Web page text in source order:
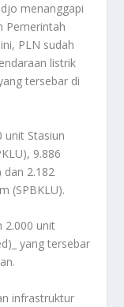
menanggapi
Pemerintah
PLN sudah
listrik
tersebar di
unit Stasiun
9.886
dan 2.182
(SPBKLU).
2.000 unit
yang tersebar
infrastruktur